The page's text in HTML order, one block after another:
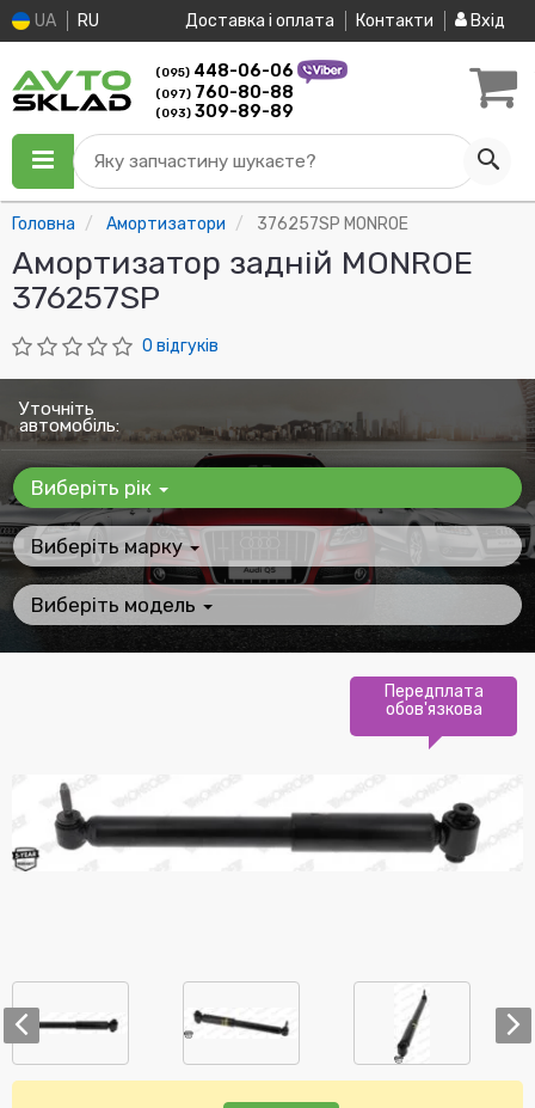
UA RU Доставка і оплата Контакти Вхід
(095) 448-06-06
(097) 760-80-88
(093) 309-89-89
Яку запчастину шукаєте?
Головна Амортизатори 376257SP MONROE
Амортизатор задній MONROE
376257SP
0 відгуків
Уточніть
автомобіль:
Виберіть рік
Виберіть марку
Виберіть модель
Передплата
обов'язкова